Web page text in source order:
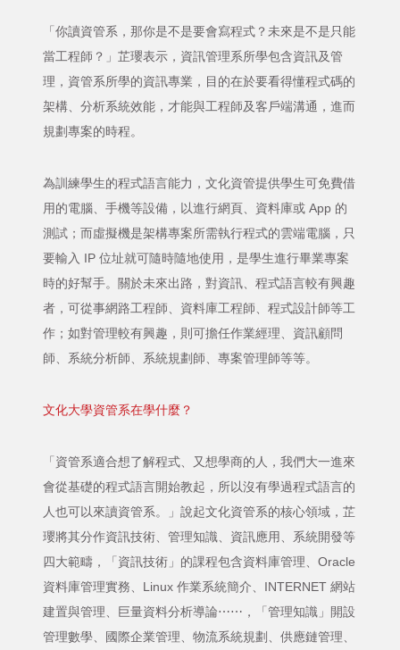
「你讀資管系，那你是不是要會寫程式？未來是不是只能
當工程師？」芷瓔表示，資訊管理系所學包含資訊及管
理，資管系所學的資訊專業，目的在於要看得懂程式碼的
架構、分析系統效能，才能與工程師及客戶端溝通，進而
規劃專案的時程。
為訓練學生的程式語言能力，文化資管提供學生可免費借
用的電腦、手機等設備，以進行網頁、資料庫或 App 的
測試；而虛擬機是架構專案所需執行程式的雲端電腦，只
要輸入 IP 位址就可隨時隨地使用，是學生進行畢業專案
時的好幫手。關於未來出路，對資訊、程式語言較有興趣
者，可從事網路工程師、資料庫工程師、程式設計師等工
作；如對管理較有興趣，則可擔任作業經理、資訊顧問
師、系統分析師、系統規劃師、專案管理師等等。
文化大學資管系在學什麼？
「資管系適合想了解程式、又想學商的人，我們大一進來
會從基礎的程式語言開始教起，所以沒有學過程式語言的
人也可以來讀資管系。」說起文化資管系的核心領域，芷
瓔將其分作資訊技術、管理知識、資訊應用、系統開發等
四大範疇，「資訊技術」的課程包含資料庫管理、Oracle
資料庫管理實務、Linux 作業系統簡介、INTERNET 網站
建置與管理、巨量資料分析導論⋯⋯，「管理知識」開設
管理數學、國際企業管理、物流系統規劃、供應鏈管理、